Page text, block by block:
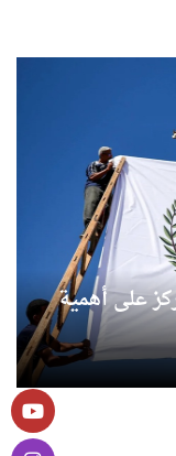
على أهمية